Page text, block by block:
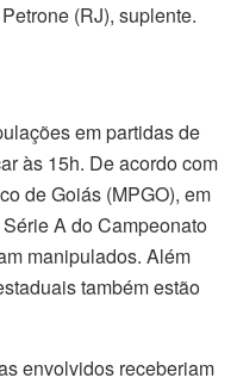
(RJ), suplente.
em partidas de
às 15h. De acordo com
de Goiás (MPGO), em
A do Campeonato
manipulados. Além
também estão
envolvidos receberiam